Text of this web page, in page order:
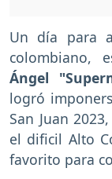
Un día para
colombiano,
Ángel
logró
San Juan
el dificil Alto
favorito para